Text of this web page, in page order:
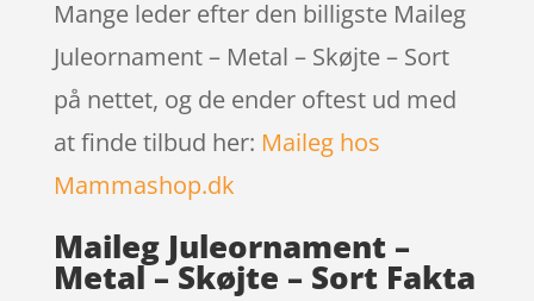
Mange leder efter den billigste Maileg
Juleornament – Metal – Skøjte – Sort
på nettet, og de ender oftest ud med
at finde tilbud her: Maileg hos
Mammashop.dk
Maileg Juleornament –
Metal – Skøjte – Sort Fakta